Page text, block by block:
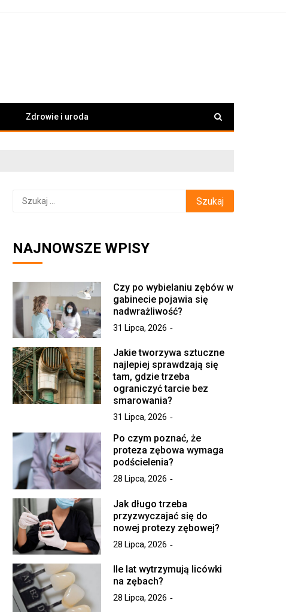
Zdrowie i uroda
Szukaj:
NAJNOWSZE WPISY
Czy po wybielaniu zębów w
gabinecie pojawia się
nadwrażliwość?
31 Lipca, 2026
Jakie tworzywa sztuczne
najlepiej sprawdzają się
tam, gdzie trzeba
ograniczyć tarcie bez
smarowania?
31 Lipca, 2026
Po czym poznać, że
proteza zębowa wymaga
podścielenia?
28 Lipca, 2026
Jak długo trzeba
przyzwyczajać się do
nowej protezy zębowej?
28 Lipca, 2026
Ile lat wytrzymują licówki
na zębach?
28 Lipca, 2026